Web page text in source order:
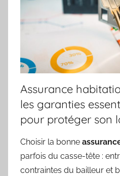
Assurance
les garanties
pour protéger son
Choisir la bonne
parfois du casse-tête :
contraintes du bailleur et